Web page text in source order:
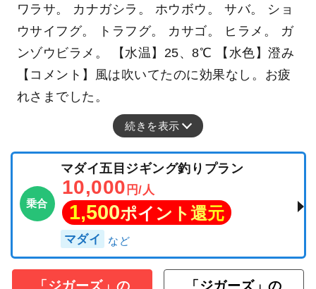
ワラサ。 カナガシラ。 ホウボウ。 サバ。 ショ
ウサイフグ。 トラフグ。 カサゴ。 ヒラメ。 ガ
ンゾウビラメ。 【水温】25、8℃ 【水色】澄み
【コメント】風は吹いてたのに効果なし。お疲
れさまでした。
続きを表示
乗合
マダイ五目ジギング釣りプラン
10,000 円/人
1,500ポイント還元
マダイ
「ジガーズ」の 「ジガーズ」の